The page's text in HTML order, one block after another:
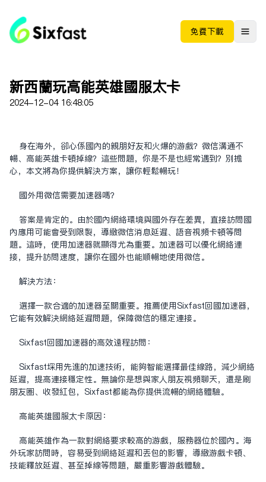
免费下载
新西兰玩高能英雄国服太卡
2024-12-04 16:48:05
身在海外，却心系国内的亲朋好友和火爆的游戏？微信沟通不
畅、高能英雄卡顿掉线？这些问题，你是不是也经常遇到？别担
心，本文将为你提供解决方案，让你轻松畅玩！
国外用微信需要加速器吗？
答案是肯定的。由于国内网络环境与国外存在差异，直接访问国
内应用可能会受到限制，导致微信消息延迟、语音视频卡顿等问
题。这时，使用加速器就显得尤为重要。加速器可以优化网络连
接，提升访问速度，让你在国外也能顺畅地使用微信。
解决方法：
选择一款合适的加速器至关重要。推荐使用Sixfast回国加速器，
它能有效解决网络延迟问题，保障微信的稳定连接。
Sixfast回国加速器的高效远程访问：
Sixfast采用先进的加速技术，能够智能选择最佳线路，减少网络
延迟，提高连接稳定性。无论你是想与家人朋友视频聊天，还是刷
朋友圈、收发红包，Sixfast都能为你提供流畅的网络体验。
高能英雄国服太卡原因：
高能英雄作为一款对网络要求较高的游戏，服务器位于国内。海
外玩家访问时，容易受到网络延迟和丢包的影响，导致游戏卡顿、
技能释放延迟、甚至掉线等问题，严重影响游戏体验。